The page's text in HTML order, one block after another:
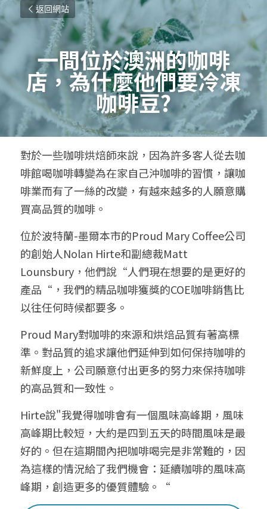
返回網站
一間位於澳洲的咖啡
店，為什麼他們要冷凍
咖啡豆?
對於一些咖啡烘焙師來說，因為許多客人從去咖
啡館喝咖啡轉變為在家自己沖咖啡的習慣，讓咖
啡業而有了一絲的改變，有越來越多的人願意購
買高品質的咖啡。
位於波特蘭-墨爾本市的Proud Mary Coffee公司
的創始人Nolan Hirte和副總裁Matt
Lounsbury，他們說“人們現在想要的是更好的
產品“，我們的精品咖啡獲獎的COE咖啡銷售比
以往任何時候都要多。
Proud Mary對咖啡的來源和烘焙品質有著高標
準。對品質的追求讓他們延伸到如何保持咖啡的
新鮮度上，公司願意付出更多的努力來保持咖啡
的高品質和一致性。
Hirte說"我覺得咖啡會有一個風味高峰期，風味
高峰期比較短，大約是四到五天的時間風味是最
好的。但在這期間內把咖啡喝完是非常難的，因
為這樣的情況給了我們機會：延續咖啡的風味高
峰期，創造更多的優質體驗。“